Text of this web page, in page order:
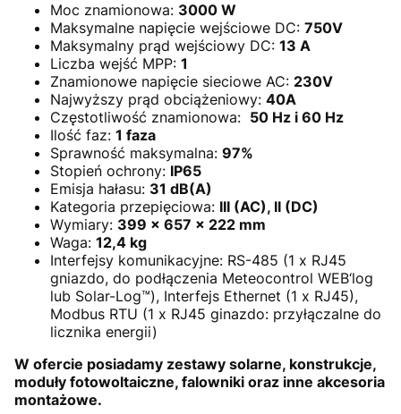
Moc znamionowa: 3000 W
Maksymalne napięcie wejściowe DC: 750V
Maksymalny prąd wejściowy DC: 13 A
Liczba wejść MPP: 1
Znamionowe napięcie sieciowe AC: 230V
Najwyższy prąd obciążeniowy: 40A
Częstotliwość znamionowa: 50 Hz i 60 Hz
Ilość faz: 1 faza
Sprawność maksymalna: 97%
Stopień ochrony: IP65
Emisja hałasu: 31 dB(A)
Kategoria przepięciowa: III (AC), II (DC)
Wymiary: 399 x 657 x 222 mm
Waga: 12,4 kg
Interfejsy komunikacyjne: RS-485 (1 x RJ45
gniazdo, do podłączenia Meteocontrol WEB‘log
lub Solar-Log™), Interfejs Ethernet (1 x RJ45),
Modbus RTU (1 x RJ45 ginazdo: przyłączalne do
licznika energii)
W ofercie posiadamy zestawy solarne, konstrukcje,
moduły fotowoltaiczne, falowniki oraz inne akcesoria
montażowe.